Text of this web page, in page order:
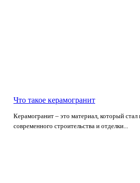
Что такое керамогранит
Керамогранит – это материал, который
современного строительства и отделки...